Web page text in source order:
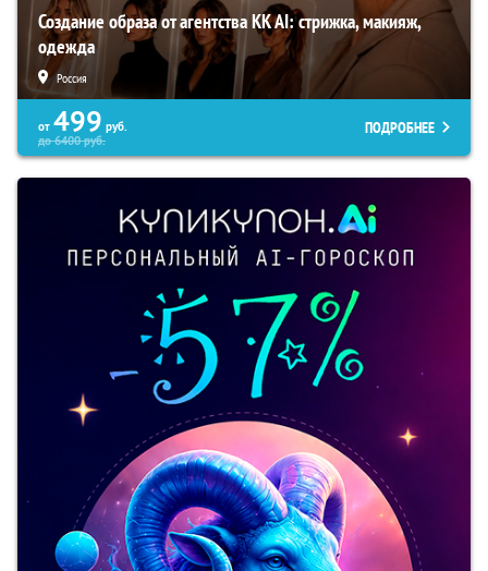
Создание образа от агентства KK AI: стрижка, макияж,
одежда
Россия
от 499 руб.
до6400руб.
ПОДРОБНЕЕ